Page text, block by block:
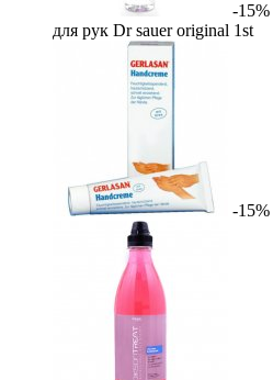
-15%
для рук Dr sauer original 1st
-15%